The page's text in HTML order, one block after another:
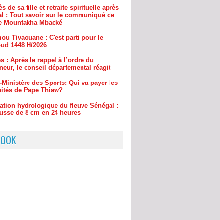
Tivaouane : C'est parti pour le
1448 H/2026
: Après le rappel à l’ordre du
le conseil départemental réagit
Ministère des Sports: Qui va payer les
de Pape Thiaw?
hydrologique du fleuve Sénégal :
de 8 cm en 24 heures